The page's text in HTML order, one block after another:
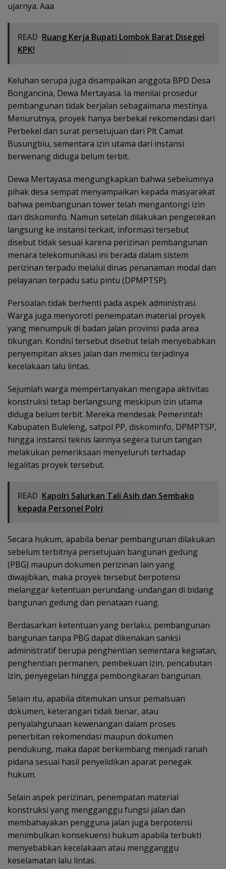
ujarnya. Aaa
READ Ruang Kerja Bupati Lombok Barat Disegel
KPK!
Keluhan serupa juga disampaikan anggota BPD Desa
Bongancina, Dewa Mertayasa. Ia menilai prosedur
pembangunan tidak berjalan sebagaimana mestinya.
Menurutnya, proyek hanya berbekal rekomendasi dari
Perbekel dan surat persetujuan dari Plt Camat
Busungbiu, sementara izin utama dari instansi
berwenang diduga belum terbit.
Dewa Mertayasa mengungkapkan bahwa sebelumnya
pihak desa sempat menyampaikan kepada masyarakat
bahwa pembangunan tower telah mengantongi izin
dari diskominfo. Namun setelah dilakukan pengecekan
langsung ke instansi terkait, informasi tersebut
disebut tidak sesuai karena perizinan pembangunan
menara telekomunikasi ini berada dalam sistem
perizinan terpadu melalui dinas penanaman modal dan
pelayanan terpadu satu pintu (DPMPTSP).
Persoalan tidak berhenti pada aspek administrasi.
Warga juga menyoroti penempatan material proyek
yang menumpuk di badan jalan provinsi pada area
tikungan. Kondisi tersebut disebut telah menyebabkan
penyempitan akses jalan dan memicu terjadinya
kecelakaan lalu lintas.
Sejumlah warga mempertanyakan mengapa aktivitas
konstruksi tetap berlangsung meskipun izin utama
diduga belum terbit. Mereka mendesak Pemerintah
Kabupaten Buleleng, satpol PP, diskominfo, DPMPTSP,
hingga instansi teknis lainnya segera turun tangan
melakukan pemeriksaan menyeluruh terhadap
legalitas proyek tersebut.
READ Kapolri Salurkan Tali Asih dan Sembako
kepada Personel Polri
Secara hukum, apabila benar pembangunan dilakukan
sebelum terbitnya persetujuan bangunan gedung
(PBG) maupun dokumen perizinan lain yang
diwajibkan, maka proyek tersebut berpotensi
melanggar ketentuan perundang-undangan di bidang
bangunan gedung dan penataan ruang.
Berdasarkan ketentuan yang berlaku, pembangunan
bangunan tanpa PBG dapat dikenakan sanksi
administratif berupa penghentian sementara kegiatan,
penghentian permanen, pembekuan izin, pencabutan
izin, penyegelan hingga pembongkaran bangunan.
Selain itu, apabila ditemukan unsur pemalsuan
dokumen, keterangan tidak benar, atau
penyalahgunaan kewenangan dalam proses
penerbitan rekomendasi maupun dokumen
pendukung, maka dapat berkembang menjadi ranah
pidana sesuai hasil penyelidikan aparat penegak
hukum.
Selain aspek perizinan, penempatan material
konstruksi yang mengganggu fungsi jalan dan
membahayakan pengguna jalan juga berpotensi
menimbulkan konsekuensi hukum apabila terbukti
menyebabkan kecelakaan atau mengganggu
keselamatan lalu lintas.